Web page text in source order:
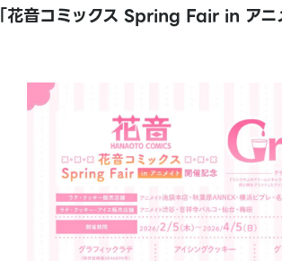
「花音コミックス Spring Fair in ア